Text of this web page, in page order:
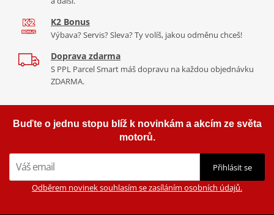
K2 Bonus
Výbava? Servis? Sleva? Ty volíš, jakou odměnu chceš!
Doprava zdarma
S PPL Parcel Smart máš dopravu na každou objednávku
ZDARMA.
Buďte o jednu stopu blíž k novinkám a akcím ze světa
motorů.
Přihlásit se
Odběrem novinek souhlasím se zasíláním osobních údajů.